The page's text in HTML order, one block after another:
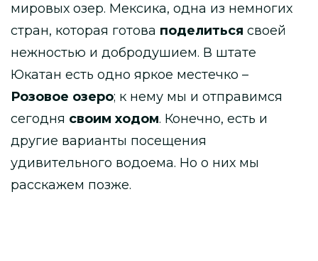
мировых озер. Мексика, одна из немногих
стран, которая готова поделиться своей
нежностью и добродушием. В штате
Юкатан есть одно яркое местечко –
Розовое озеро; к нему мы и отправимся
сегодня своим ходом. Конечно, есть и
другие варианты посещения
удивительного водоема. Но о них мы
расскажем позже.